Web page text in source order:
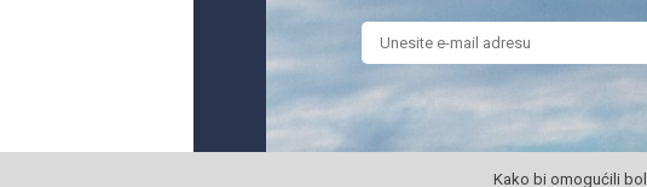
© POSLOVNI
Kako bi omogućili